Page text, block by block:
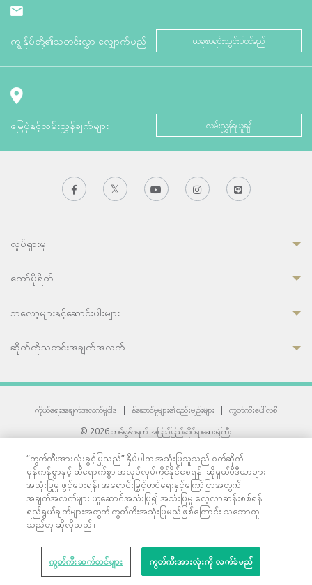
ကျွန်ုပ်တို့၏သတင်းလွှာ လျှောက်မည် ယခုစာရင်းသွင်းပါဝင်မည်
မြေပုံနှင့်လမ်းညွှန်ချက်များ လမ်းညွှန်ရယူရန်
လှုပ်ရှားမှု
ကော်ပိုရိတ်
ဘလော့များနှင့်ဆောင်းပါးများ
ဆိုက်ကိုသတင်းအချက်အလက်
ကိုယ်ရေးအချက်အလက်မူဝါဒ | န်ဆောင်မှုများ၏စည်းမျဉ်းများ |
ကွတ်ကီးပေါ်လစီ
© 2026 ဘမ်ရွန်ဂရက် အပြည်ပြည်ဆိုင်ရာဆေးရုံကြီး
33 Sukhumvit 3, Wattana, Bangkok 10110 Thailand.
All rights reserved.
“ကွတ်ကီးအားလုံးခွင့်ပြုသည်” နှိပ်ပါက အသုံးပြုသူသည် ဝက်ဆိုက်
မှန်ကန်စွာနှင့် ထိရောက်စွာ အလုပ်လုပ်ကိုင်နိုင်စေရန်၊ ဆိုရှယ်မီဒီယာများ
အသုံးပြုမှု ဖွင့်ပေးရန်၊ အရောင်းမြှင့်တင်ရေးနှင့်ကြော်ငြာအတွက်
အချက်အလက်များ ယူဆောင်အသုံးပြု၍ အသုံးပြုမှု လေ့လာဆန်းစစ်ရန်
ရည်ရွယ်ချက်များအတွက် ကွတ်ကီးအသုံးပြုမည်ဖြစ်ကြောင်း သဘောတူ
သည်ဟု ဆိုလိုသည်။
ကွတ်ကီးဆက်တင်များ ကွတ်ကီးအားလုံးကို လက်ခံမည်